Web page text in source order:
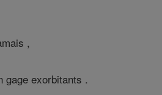
,
gage exorbitants .